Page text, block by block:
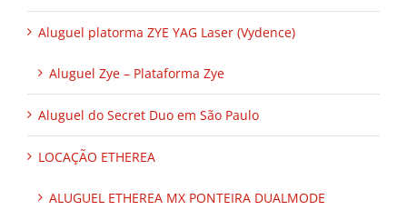
Aluguel platorma ZYE YAG Laser (Vydence)
Aluguel Zye – Plataforma Zye
Aluguel do Secret Duo em São Paulo
LOCAÇÃO ETHEREA
ALUGUEL ETHEREA MX PONTEIRA DUALMODE